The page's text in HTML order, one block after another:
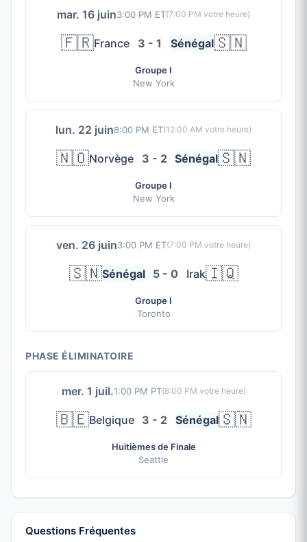
mar. 16 juin3:00 PM ET(7:00 PM votre heure)
🇫🇷France 3 - 1 Sénégal🇸🇳
Groupe I
New York
lun. 22 juin8:00 PM ET(12:00 AM votre heure)
🇳🇴Norvège 3 - 2 Sénégal🇸🇳
Groupe I
New York
ven. 26 juin3:00 PM ET(7:00 PM votre heure)
🇸🇳Sénégal 5 - 0 Irak🇮🇶
Groupe I
Toronto
PHASE ÉLIMINATOIRE
mer. 1 juil.1:00 PM PT(8:00 PM votre heure)
🇧🇪Belgique 3 - 2 Sénégal🇸🇳
Huitièmes de Finale
Seattle
Questions Fréquentes